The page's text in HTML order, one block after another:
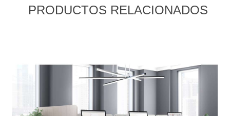
PRODUCTOS RELACIONADOS